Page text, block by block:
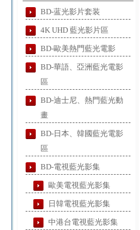
BD-蓝光影片套装
4K UHD 藍光影片區
BD-歐美熱門藍光電影
BD-華語、亞洲藍光電影
區
BD-迪士尼、熱門藍光動
畫
BD-日本、韓國藍光電影
區
BD-電視藍光影集
歐美電視藍光影集
日韓電視藍光影集
中港台電視藍光影集